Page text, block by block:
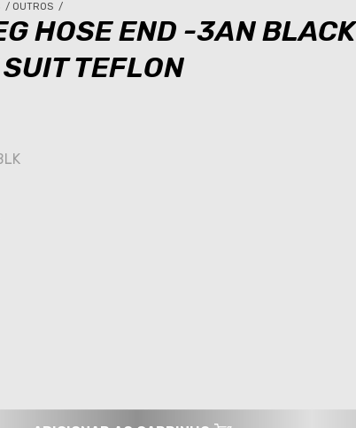
/ OUTROS /
HOSE END -3AN BLACK
TEFLON